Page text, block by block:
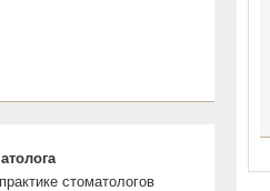
стоматологов